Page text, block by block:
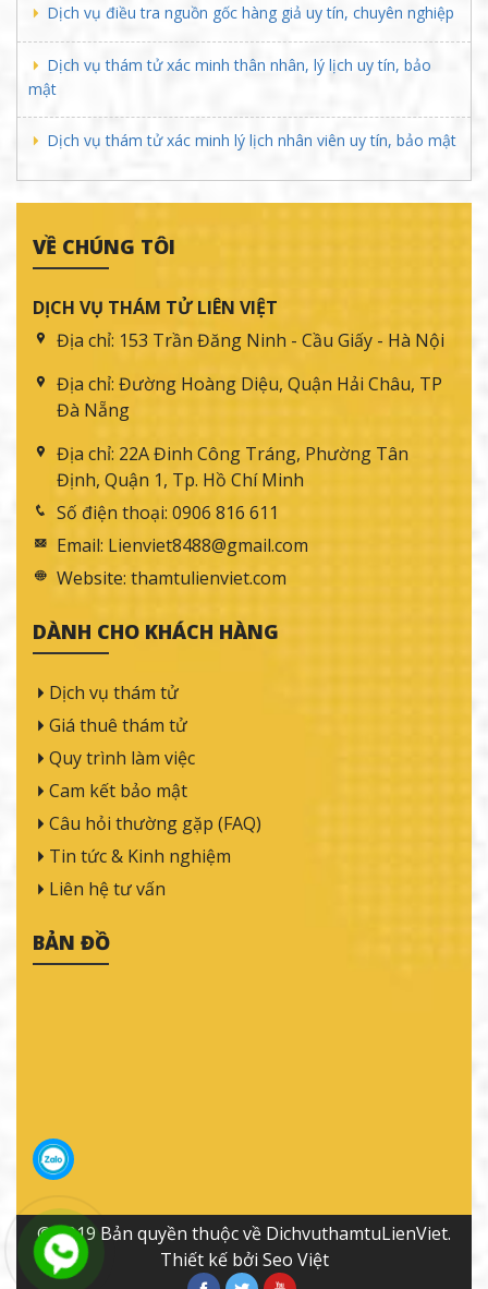
Dịch vụ điều tra nguồn gốc hàng giả uy tín, chuyên nghiệp
Dịch vụ thám tử xác minh thân nhân, lý lịch uy tín, bảo
mật
Dịch vụ thám tử xác minh lý lịch nhân viên uy tín, bảo mật
VỀ CHÚNG TÔI
DỊCH VỤ THÁM TỬ LIÊN VIỆT
Địa chỉ: 153 Trần Đăng Ninh - Cầu Giấy - Hà Nội
Địa chỉ: Đường Hoàng Diệu, Quận Hải Châu, TP
Đà Nẵng
Địa chỉ: 22A Đinh Công Tráng, Phường Tân
Định, Quận 1, Tp. Hồ Chí Minh
Số điện thoại: 0906 816 611
Email: Lienviet8488@gmail.com
Website: thamtulienviet.com
DÀNH CHO KHÁCH HÀNG
Dịch vụ thám tử
Giá thuê thám tử
Quy trình làm việc
Cam kết bảo mật
Câu hỏi thường gặp (FAQ)
Tin tức & Kinh nghiệm
Liên hệ tư vấn
BẢN ĐỒ
© 2019 Bản quyền thuộc về DichvuthamtuLienViet.
Thiết kế bởi Seo Việt